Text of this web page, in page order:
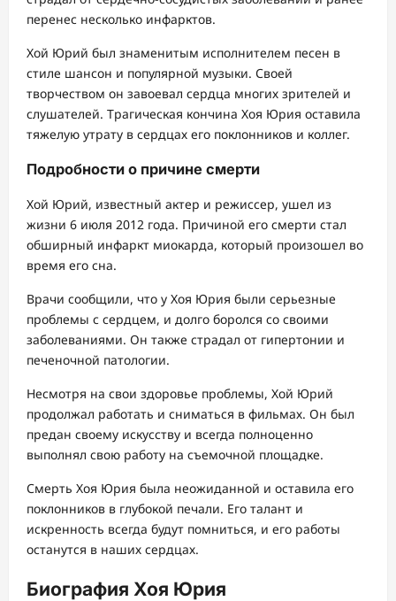
перенес несколько инфарктов.
Хой Юрий был знаменитым исполнителем песен в
стиле шансон и популярной музыки. Своей
творчеством он завоевал сердца многих зрителей и
слушателей. Трагическая кончина Хоя Юрия оставила
тяжелую утрату в сердцах его поклонников и коллег.
Подробности о причине смерти
Хой Юрий, известный актер и режиссер, ушел из
жизни 6 июля 2012 года. Причиной его смерти стал
обширный инфаркт миокарда, который произошел во
время его сна.
Врачи сообщили, что у Хоя Юрия были серьезные
проблемы с сердцем, и долго боролся со своими
заболеваниями. Он также страдал от гипертонии и
печеночной патологии.
Несмотря на свои здоровье проблемы, Хой Юрий
продолжал работать и сниматься в фильмах. Он был
предан своему искусству и всегда полноценно
выполнял свою работу на съемочной площадке.
Смерть Хоя Юрия была неожиданной и оставила его
поклонников в глубокой печали. Его талант и
искренность всегда будут помниться, и его работы
останутся в наших сердцах.
Биография Хоя Юрия